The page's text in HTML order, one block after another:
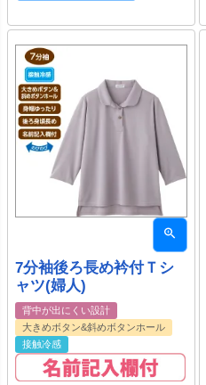
7分袖後ろ長め衿付Ｔシ
ャツ(婦人)
背中が出にくい設計
大きめボタン&斜めボタンホール
接触冷感